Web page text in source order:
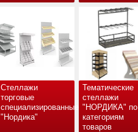
Стеллажи
торговые
специализированные
"Нордика"
Тематические
стеллажи
"НОРДИКА" по
категориям
товаров